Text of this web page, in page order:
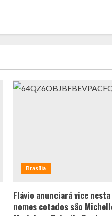
Brasília
Flávio anunciará vice
nomes cotados são